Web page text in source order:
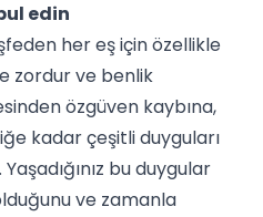
edin
her eş için özellikle
zordur ve benlik
özgüven kaybına,
kadar çeşitli duyguları
bu duygular
ve zamanla